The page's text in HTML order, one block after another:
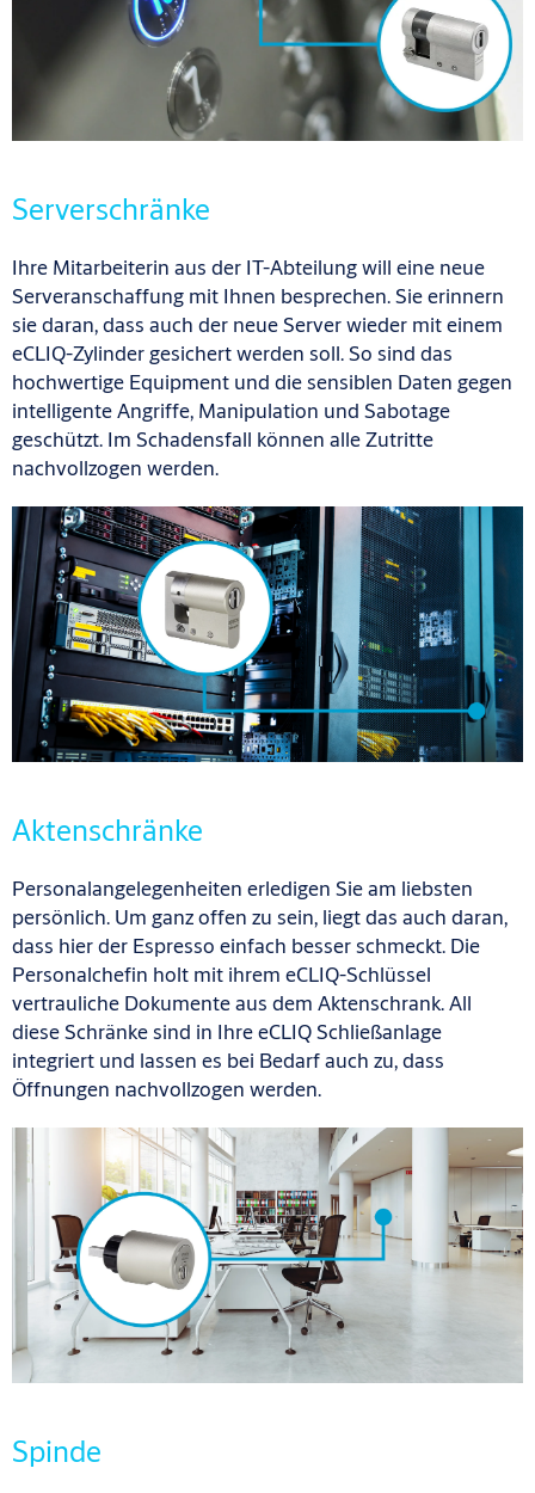
Serverschränke
Ihre Mitarbeiterin aus der IT-Abteilung will eine neue
Serveranschaffung mit Ihnen besprechen. Sie erinnern
sie daran, dass auch der neue Server wieder mit einem
eCLIQ-Zylinder gesichert werden soll. So sind das
hochwertige Equipment und die sensiblen Daten gegen
intelligente Angriffe, Manipulation und Sabotage
geschützt. Im Schadensfall können alle Zutritte
nachvollzogen werden.
Aktenschränke
Personalangelegenheiten erledigen Sie am liebsten
persönlich. Um ganz offen zu sein, liegt das auch daran,
dass hier der Espresso einfach besser schmeckt. Die
Personalchefin holt mit ihrem eCLIQ-Schlüssel
vertrauliche Dokumente aus dem Aktenschrank. All
diese Schränke sind in Ihre eCLIQ Schließanlage
integriert und lassen es bei Bedarf auch zu, dass
Öffnungen nachvollzogen werden.
Spinde